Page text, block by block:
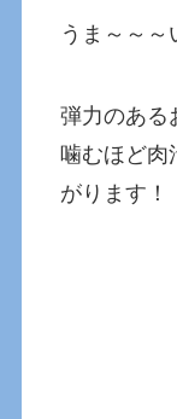
うま～～～
弾力のある
噛むほど肉
がります！